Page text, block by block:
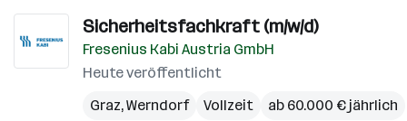
Sicherheitsfachkraft (m/w/d)
Fresenius Kabi Austria GmbH
Heute veröffentlicht
Graz,Werndorf Vollzeit ab 60.000 € jährlich